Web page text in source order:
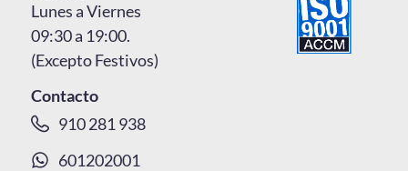
Lunes a Viernes
09:30 a 19:00.
(Excepto Festivos)
Contacto
910 281 938
601202001